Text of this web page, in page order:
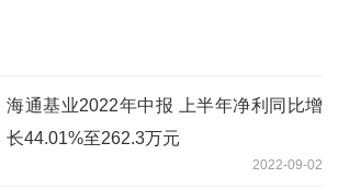
海通基业2022年中报 上半年净利同比增
长44.01%至262.3万元
2022-09-02